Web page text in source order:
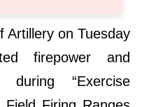
firepower and
during “Exercise
Field Firing Ranges